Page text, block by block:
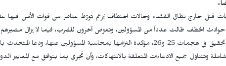
قتل خارج نطاق القضاء وحالات اختطاف يُزعم تورّط عناصر من قوات الأمن
حوادث الخطف طالت عدداً من المسؤولين، وتعرّض آخرون للضرب، فيما لا يزال
وقد أعلنت السلطات المالية فتح تحقيق في هجمات 25 و26، مؤكدة التزامها بمحاسبة المسؤولين عنها،
وتتناول جميع الادعاءات المتعلقة بالانتهاكات، وأن تُجرى بما يتوافق مع المعايير